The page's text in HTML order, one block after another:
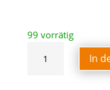
99 vorrätig
Menge
In